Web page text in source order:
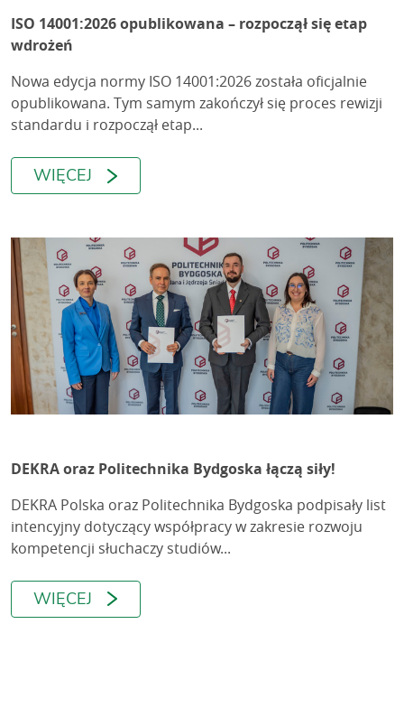
ISO 14001:2026 opublikowana – rozpoczął się etap
wdrożeń
Nowa edycja normy ISO 14001:2026 została oficjalnie
opublikowana. Tym samym zakończył się proces rewizji
standardu i rozpoczął etap...
WIĘCEJ
DEKRA oraz Politechnika Bydgoska łączą siły!
DEKRA Polska oraz Politechnika Bydgoska podpisały list
intencyjny dotyczący współpracy w zakresie rozwoju
kompetencji słuchaczy studiów...
WIĘCEJ